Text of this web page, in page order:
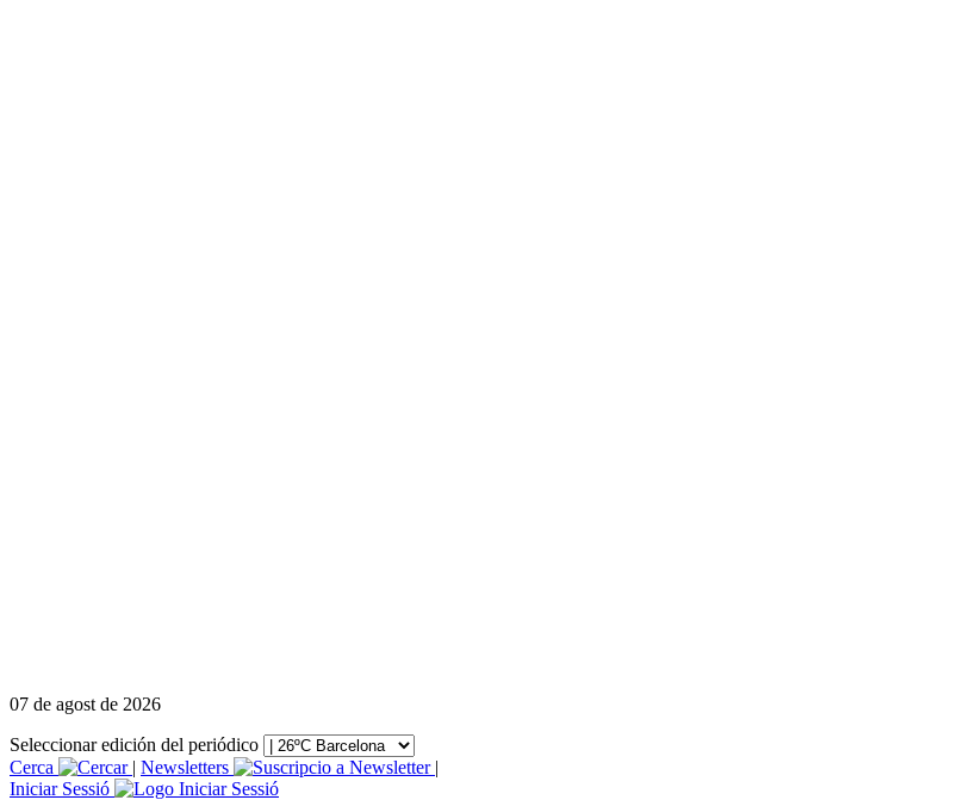
07 de agost de 2026
Seleccionar edición del periódico
Cerca
| Newsletters
|
Iniciar Sessió